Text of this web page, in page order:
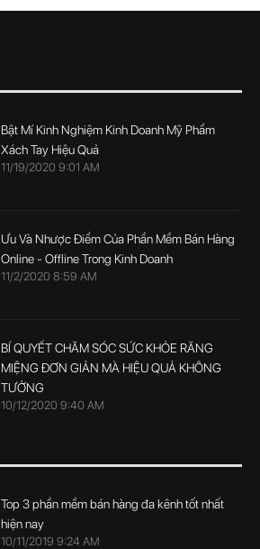
Bật Mí Kinh Nghiệm Kinh Doanh Mỹ Phẩm
Xách Tay Hiệu Quả
11/19/2020 9:01 AM
Ưu Và Nhược Điểm Của Phần Mềm Bán Hàng
Online - Offline Trong Kinh Doanh
11/2/2020 8:59 AM
BÍ QUYẾT CHĂM SÓC SỨC KHỎE RĂNG
MIỆNG ĐƠN GIẢN MÀ HIỆU QUẢ KHÔNG
TƯỞNG
10/12/2020 9:40 AM
Top 3 phần mềm bán hàng đa kênh tốt nhất
hiện nay
10/11/2019 9:24 AM